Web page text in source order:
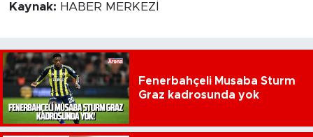
Kaynak: HABER MERKEZİ
Fenerbahçeli Musaba Sturm
Graz kadrosunda yok